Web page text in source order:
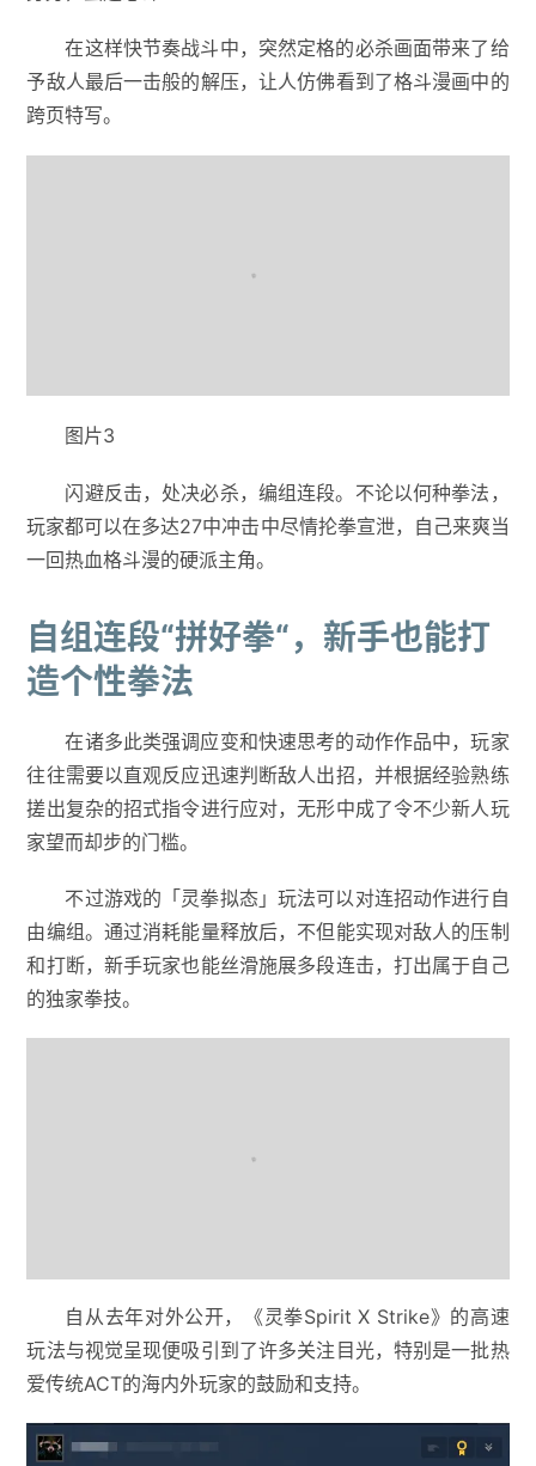
在这样快节奏战斗中，突然定格的必杀画面带来了给
予敌人最后一击般的解压，让人仿佛看到了格斗漫画中的
跨页特写。
图片3
闪避反击，处决必杀，编组连段。不论以何种拳法，
玩家都可以在多达27中冲击中尽情抡拳宣泄，自己来爽当
一回热血格斗漫的硬派主角。
自组连段“拼好拳“，新手也能打
造个性拳法
在诸多此类强调应变和快速思考的动作作品中，玩家
往往需要以直观反应迅速判断敌人出招，并根据经验熟练
搓出复杂的招式指令进行应对，无形中成了令不少新人玩
家望而却步的门槛。
不过游戏的「灵拳拟态」玩法可以对连招动作进行自
由编组。通过消耗能量释放后，不但能实现对敌人的压制
和打断，新手玩家也能丝滑施展多段连击，打出属于自己
的独家拳技。
自从去年对外公开，《灵拳Spirit X Strike》的高速
玩法与视觉呈现便吸引到了许多关注目光，特别是一批热
爱传统ACT的海内外玩家的鼓励和支持。